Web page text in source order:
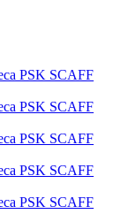
PSK SCAFF
PSK SCAFF
PSK SCAFF
PSK SCAFF
PSK SCAFF